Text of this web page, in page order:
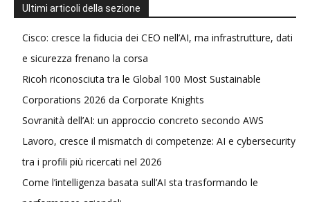
Ultimi articoli della sezione
Cisco: cresce la fiducia dei CEO nell’AI, ma infrastrutture, dati
e sicurezza frenano la corsa
Ricoh riconosciuta tra le Global 100 Most Sustainable
Corporations 2026 da Corporate Knights
Sovranità dell’AI: un approccio concreto secondo AWS
Lavoro, cresce il mismatch di competenze: AI e cybersecurity
tra i profili più ricercati nel 2026
Come l’intelligenza basata sull’AI sta trasformando le